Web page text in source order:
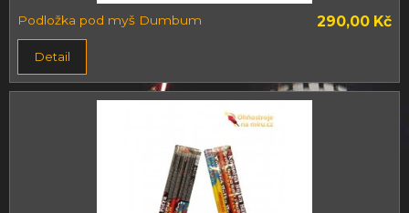
Podložka pod myš Dumbum 290,00 Kč
Detail